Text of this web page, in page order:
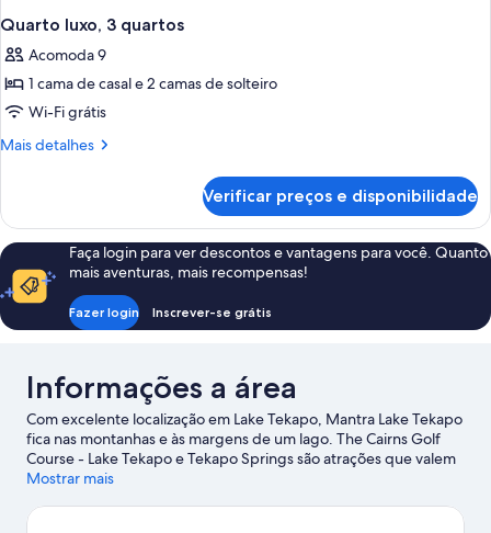
Quarto luxo, 3 quartos
Acomoda 9
1 cama de casal e 2 camas de solteiro
Wi-Fi grátis
Mais detalhes
Mais
luxo,
3
quartos
Verificar preços e disponibilidade
Faça login para ver descontos e vantagens para você. Quanto
mais aventuras, mais recompensas!
Fazer login Inscrever-se grátis
Informações a área
Com excelente localização em Lake Tekapo, Mantra Lake Tekapo
fica nas montanhas e às margens de um lago. The Cairns Golf
Course - Lake Tekapo e Tekapo Springs são atrações que valem
uma visita, assim como as maravilhas naturais em Lago Tekapo e
John também valem a visita. Divirta-se com atividades aquáticas
Mostrar mais